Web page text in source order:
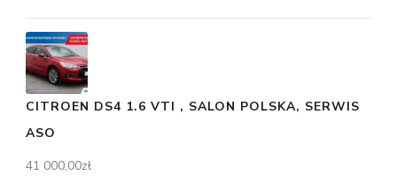
CITROEN DS4 1.6 VTI , SALON POLSKA, SERWIS
ASO
41 000,00zł